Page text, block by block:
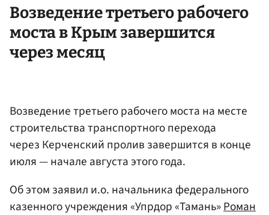
Возведение третьего рабочего
моста в Крым завершится
через месяц
Возведение третьего рабочего моста на месте
строительства транспортного перехода
через Керченский пролив завершится в конце
июля — начале августа этого года.
Об этом заявил и.о. начальника федерального
казенного учреждения «Упрдор «Тамань»Роман